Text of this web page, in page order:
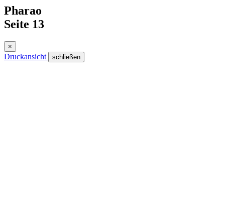
Pharao
Seite 13
×
Druckansicht schließen